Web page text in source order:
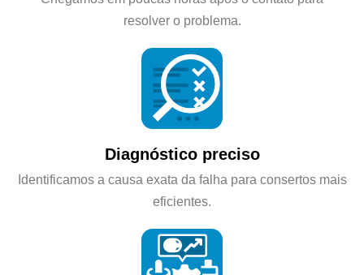
resolver o problema.
Diagnóstico preciso
Identificamos a causa exata da falha para consertos mais
eficientes.